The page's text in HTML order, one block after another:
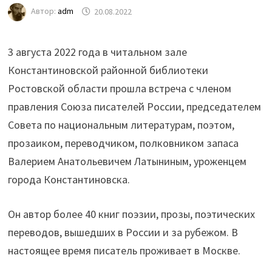
Автор: adm 20.08.2022
3 августа 2022 года в читальном зале
Константиновской районной библиотеки
Ростовской области прошла встреча с членом
правления Союза писателей России, председателем
Совета по национальным литературам, поэтом,
прозаиком, переводчиком, полковником запаса
Валерием Анатольевичем Латыниным, уроженцем
города Константиновска.
Он автор более 40 книг поэзии, прозы, поэтических
переводов, вышедших в России и за рубежом. В
настоящее время писатель проживает в Москве.